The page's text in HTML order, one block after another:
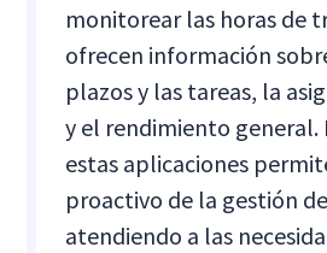
monitorear las horas de
ofrecen información
plazos y las tareas, la
y el rendimiento general.
estas aplicaciones
proactivo de la gestión
atendiendo a las